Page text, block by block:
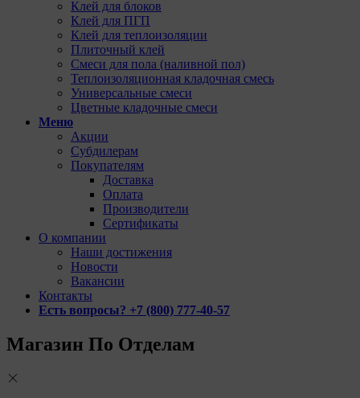
Клей для блоков
Клей для ПГП
Клей для теплоизоляции
Плиточный клей
Смеси для пола (наливной пол)
Теплоизоляционная кладочная смесь
Универсальные смеси
Цветные кладочные смеси
Меню
Акции
Субдилерам
Покупателям
Доставка
Оплата
Производители
Сертификаты
О компании
Наши достижения
Новости
Вакансии
Контакты
Есть вопросы? +7 (800) 777-40-57
Магазин По Отделам